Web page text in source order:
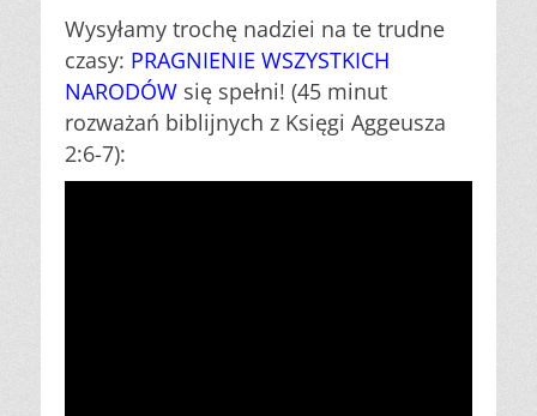
Wysyłamy trochę nadziei na te trudne
czasy: PRAGNIENIE WSZYSTKICH
NARODÓW się spełni! (45 minut
rozważań biblijnych z Księgi Aggeusza
2:6-7):